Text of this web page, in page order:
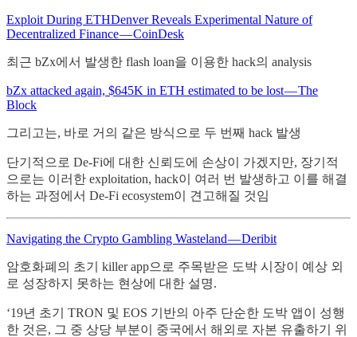
Exploit During ETHDenver Reveals Experimental Nature of
Decentralized Finance — CoinDesk
최근 bZx에서 발생한 flash loan을 이용한 hack의 analysis
bZx attacked again, $645K in ETH estimated to be lost — The
Block
그리고는, 바로 거의 같은 방식으로 두 번째 hack 발생
단기적으로 De-Fi에 대한 신뢰도에 손상이 가겠지만, 장기적
으로는 이러한 exploitation, hack이 여러 번 발생하고 이를 해결
하는 과정에서 De-Fi ecosystem이 견고해질 것임
Navigating the Crypto Gambling Wasteland — Deribit
암호화폐의 초기 killer app으로 주목받은 도박 시장이 예상 외
로 성장하지 못하는 현상에 대한 설명.
‘19년 초기 TRON 및 EOS 기반의 아주 단순한 도박 앱이 성행
한 것은, 그 중 상당 부분이 중국에서 해외로 자본 유출하기 위